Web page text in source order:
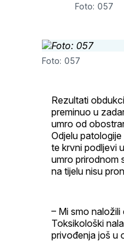
Foto: 057
Foto: 057
Rezultati
preminuo u
umro od
Odjelu
te krvni podljevi
umro prirodnom
na tijelu nisu
– Mi smo
Toksikološki
privođenja još u